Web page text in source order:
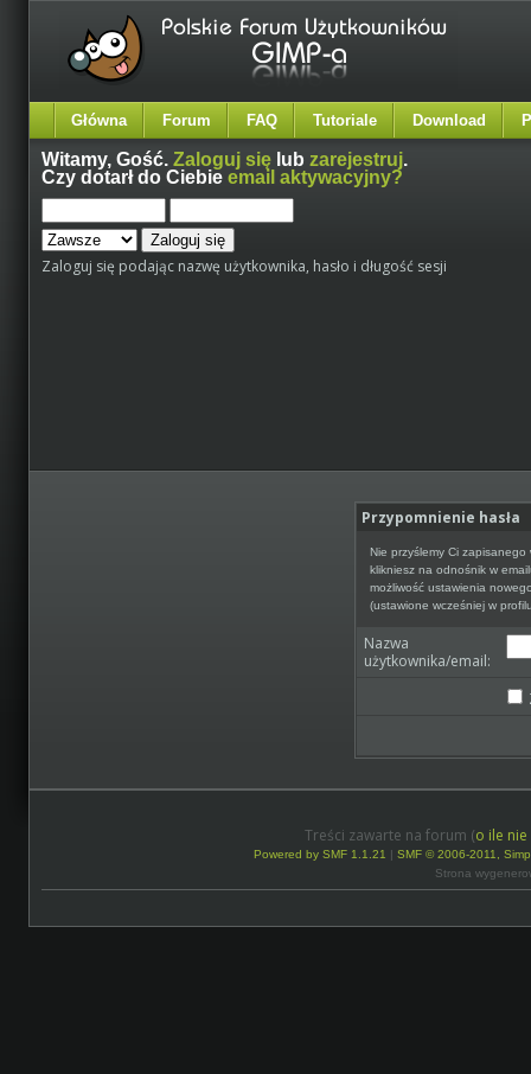
Główna Forum FAQ Tutoriale Download
Witamy, Gość. Zaloguj się lub zarejestruj.
Czy dotarł do Ciebie email aktywacyjny?
Zaloguj się podając nazwę użytkownika, hasło i długość sesji
Przypomnienie hasła
Nie przyślemy Ci zapisanego
klikniesz na odnośnik w
możliwość ustawienia
(ustawione wcześniej w
Nazwa
użytkownika/email:
Treści zawarte na forum (o ile
Powered by SMF 1.1.21 | SMF © 2006-2011,
Strona